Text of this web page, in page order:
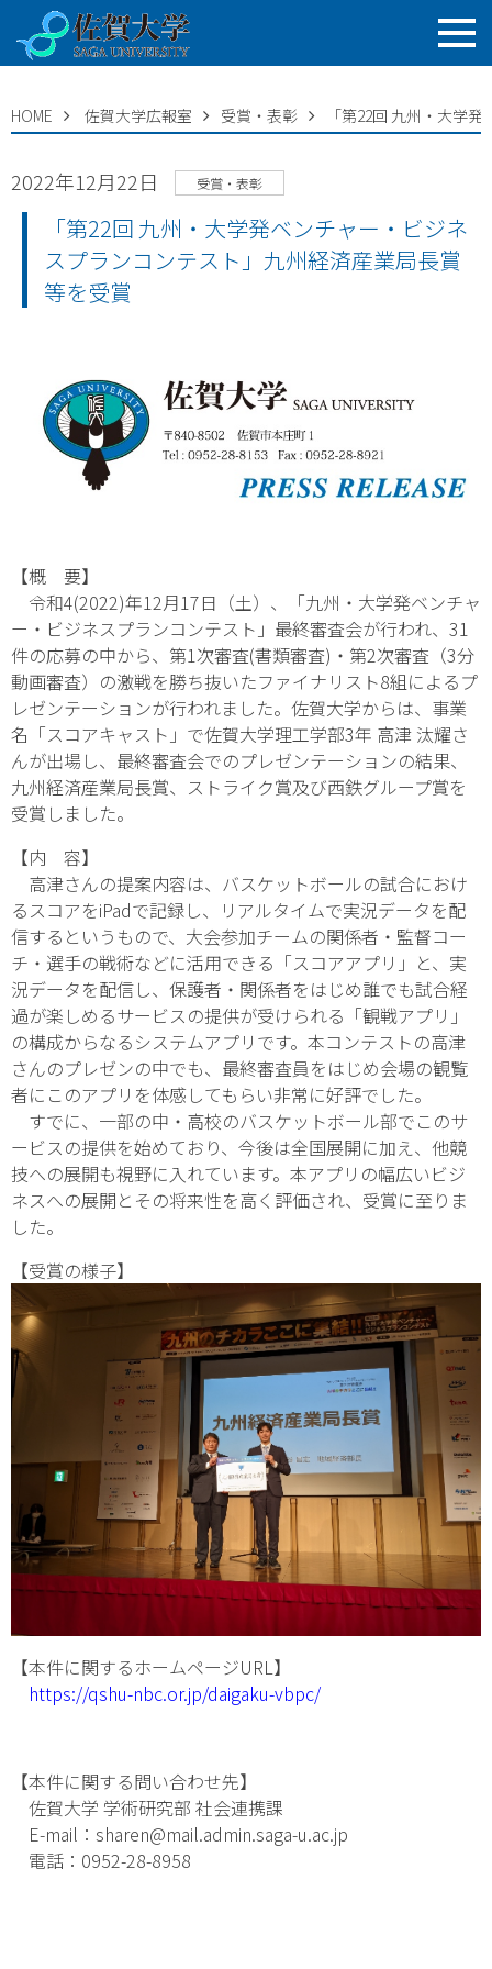
HOME 佐賀大学広報室 受賞・表彰 「第22回 九州・大学
2022年12月22日 受賞・表彰
「第22回 九州・大学発ベンチャー・ビジネ
スプランコンテスト」九州経済産業局長賞
等を受賞
【概 要】
令和4(2022)年12月17日（土）、「九州・大学発ベンチャ
ー・ビジネスプランコンテスト」最終審査会が行われ、31
件の応募の中から、第1次審査(書類審査)・第2次審査（3分
動画審査）の激戦を勝ち抜いたファイナリスト8組によるプ
レゼンテーションが行われました。佐賀大学からは、事業
名「スコアキャスト」で佐賀大学理工学部3年 高津 汰耀さ
んが出場し、最終審査会でのプレゼンテーションの結果、
九州経済産業局長賞、ストライク賞及び西鉄グループ賞を
受賞しました。
【内 容】
高津さんの提案内容は、バスケットボールの試合におけ
るスコアをiPadで記録し、リアルタイムで実況データを配
信するというもので、大会参加チームの関係者・監督コー
チ・選手の戦術などに活用できる「スコアアプリ」と、実
況データを配信し、保護者・関係者をはじめ誰でも試合経
過が楽しめるサービスの提供が受けられる「観戦アプリ」
の構成からなるシステムアプリです。本コンテストの高津
さんのプレゼンの中でも、最終審査員をはじめ会場の観覧
者にこのアプリを体感してもらい非常に好評でした。
すでに、一部の中・高校のバスケットボール部でこのサ
ービスの提供を始めており、今後は全国展開に加え、他競
技への展開も視野に入れています。本アプリの幅広いビジ
ネスへの展開とその将来性を高く評価され、受賞に至りま
した。
【受賞の様子】
【本件に関するホームページURL】
https://qshu-nbc.or.jp/daigaku-vbpc/
【本件に関する問い合わせ先】
佐賀大学 学術研究部 社会連携課
E-mail：sharen@mail.admin.saga-u.ac.jp
電話：0952-28-8958